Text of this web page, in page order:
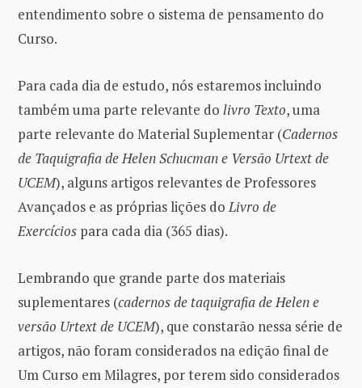
entendimento sobre o sistema de pensamento do
Curso.
Para cada dia de estudo, nós estaremos incluindo
também uma parte relevante do livro Texto, uma
parte relevante do Material Suplementar (Cadernos
de Taquigrafia de Helen Schucman e Versão Urtext de
UCEM), alguns artigos relevantes de Professores
Avançados e as próprias lições doLivro de
Exercícios para cada dia (365 dias).
Lembrando que grande parte dos materiais
suplementares (cadernos de taquigrafia de Helen e
versão Urtext de UCEM), que constarão nessa série de
artigos, não foram considerados na edição final de
Um Curso em Milagres, por terem sido considerados